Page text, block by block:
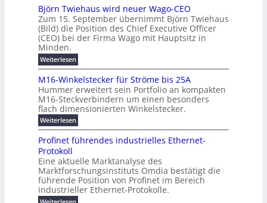
h
r
T
m
p
o
u
n
d
w
e
n
g
e
B
d
e
r
n
e
E
e
r
g
i
e
l
s
u
n
g
e
r
u
n
s
l
a
s
t
s
c
h
a
t
e
i
b
e
i
m
0
2
6
E
u
r
o
e
n
E
t
h
f
ü
h
r
n
g
e
n
f
ü
r
e
ff
i
z
i
n
t
e
r
e
m
s
a
t
z
a
c
h
s
t
u
m
v
o
n
ü
b
r
2
0
%
i
Björn Twiehaus wird neuer Wago-CEO
Zum 15. September übernimmt Björn Twiehaus
(Bild) die Position des Chief Executive Officer
(CEO) bei der Firma Wago mit Hauptsitz in
Minden.
Weiterlesen:
B
ö
r
n
T
w
i
e
h
u
s
w
r
d
M16-Winkelstecker für Ströme bis 25A
Hummer erweitert sein Portfolio an kompakten
M16-Steckverbindern um einen besonders
flach dimensionierten Winkelstecker.
Weiterlesen:
M
1
6
W
i
n
k
e
Profinet führendes industrielles Ethernet-
Protokoll
Eine aktuelle Marktanalyse des
Marktforschungsinstituts Omdia bestätigt die
führende Position von Profinet im Bereich
industrieller Ethernet-Protokolle.
Weiterlesen: